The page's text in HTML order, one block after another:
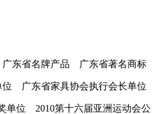
东省名牌产品 广东省著名商标
位 广东省家具协会执行会长单位
单位 2010第十六届亚洲运动会公